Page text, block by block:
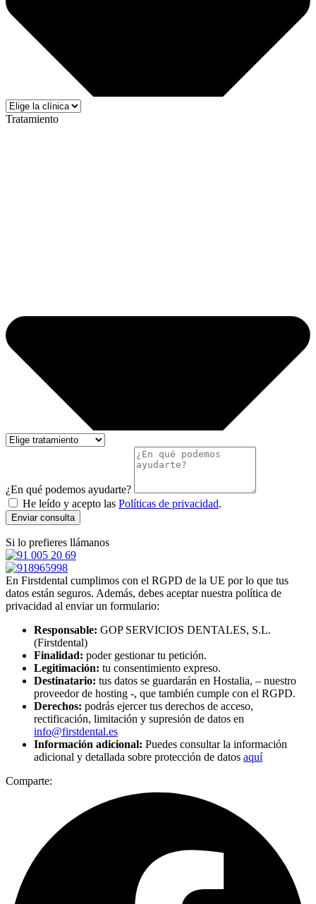
Tratamiento
¿En qué podemos ayudarte?
He leído y acepto las Políticas de privacidad.
Enviar consulta
Si lo prefieres llámanos
En Firstdental cumplimos con el RGPD de la UE por lo que tus
datos están seguros. Además, debes aceptar nuestra política de
privacidad al enviar un formulario:
Responsable: GOP SERVICIOS DENTALES, S.L.
(Firstdental)
Finalidad: poder gestionar tu petición.
Legitimación: tu consentimiento expreso.
Destinatario: tus datos se guardarán en Hostalia, – nuestro
proveedor de hosting -, que también cumple con el RGPD.
Derechos: podrás ejercer tus derechos de acceso,
rectificación, limitación y supresión de datos en
info@firstdental.es
Información adicional: Puedes consultar la información
adicional y detallada sobre protección de datos aquí
Comparte: